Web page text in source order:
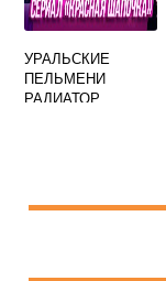
УРАЛЬСКИЕ
ПЕЛЬМЕНИ
РАДИАТОР